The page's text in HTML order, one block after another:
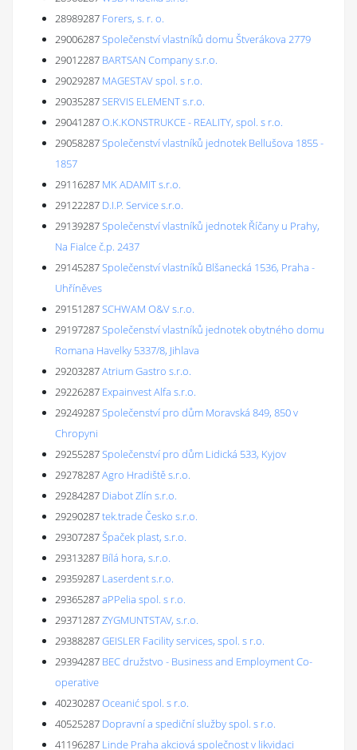
28989287 Forers, s. r. o.
29006287Společenství vlastníků domu Štverákova 2779
29012287 BARTSAN Company s.r.o.
29029287 MAGESTAV spol. s r.o.
29035287SERVIS ELEMENT s.r.o.
29041287O.K.KONSTRUKCE - REALITY, spol. s r.o.
29058287Společenství vlastníků jednotek Bellušova 1855 -
1857
29116287 MK ADAMIT s.r.o.
29122287 D.I.P. Service s.r.o.
29139287Společenství vlastníků jednotek Říčany u Prahy,
Na Fialce č.p. 2437
29145287Společenství vlastníků Blšanecká 1536, Praha -
Uhříněves
29151287SCHWAM O&V s.r.o.
29197287Společenství vlastníků jednotek obytného domu
Romana Havelky 5337/8, Jihlava
29203287Atrium Gastro s.r.o.
29226287 Expainvest Alfa s.r.o.
29249287Společenství pro dům Moravská 849, 850 v
Chropyni
29255287Společenství pro dům Lidická 533, Kyjov
29278287Agro Hradiště s.r.o.
29284287 Diabot Zlín s.r.o.
29290287tek.trade Česko s.r.o.
29307287Špaček plast, s.r.o.
29313287 Bílá hora, s.r.o.
29359287 Laserdent s.r.o.
29365287aPPelia spol. s r.o.
29371287ZYGMUNTSTAV, s.r.o.
29388287GEISLER Facility services, spol. s r.o.
29394287 BEC družstvo - Business and Employment Co-
operative
40230287Oceanić spol. s r.o.
40525287 Dopravní a spediční služby spol. s r.o.
41196287 Linde Praha akciová společnost v likvidaci